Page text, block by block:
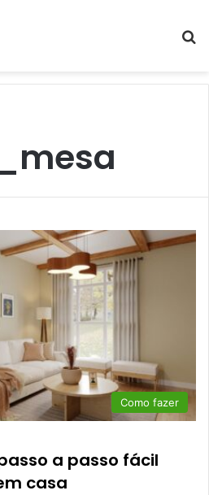
Como fazer
a passo fácil
casa